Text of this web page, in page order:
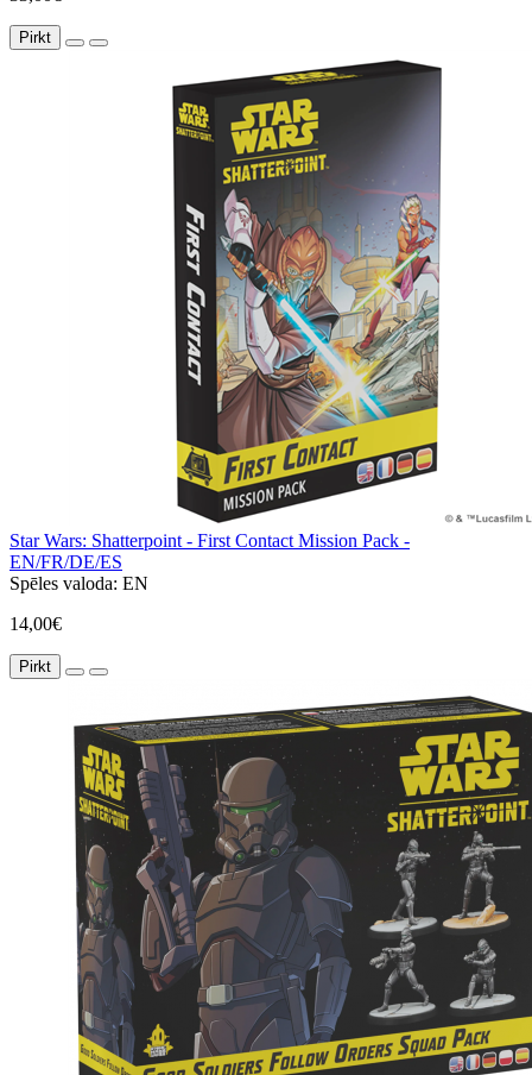
Pirkt
Star Wars: Shatterpoint - First Contact Mission Pack -
EN/FR/DE/ES
Spēles valoda: EN
14,00€
Pirkt